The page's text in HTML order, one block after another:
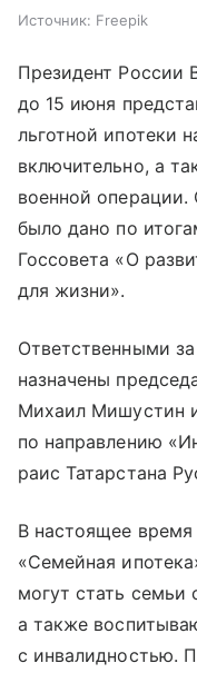
Источник: Freepik
Президент России
до 15 июня
льготной ипотеки
включительно, а
военной
было дано по
Госсовета «О
для жизни».
Ответственными
назначены
Михаил Мишустин
по направлению
раис Татарстана
В настоящее
«Семейная
могут стать семьи
а также
с инвалидностью.